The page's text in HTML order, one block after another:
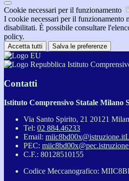
Cookie necessari per il funzionamento
I cookie necessari per il funzionamento
disabilitati. È possibile consultare
policy.
Accetta tutti Salva le preferenze
Istituto
Contatti
Istituto Comprensivo Statale Milano
Via Santo Spirito, 21 20121
Tel: 02 884.46233
Email: miic8bd00x@istruzione.it
PEC:
C.F.: 80128510155
Codice Meccanografico: